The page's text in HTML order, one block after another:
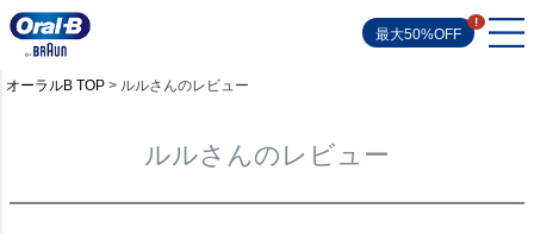
最大50%OFF
オーラルB TOP ルルさんのレビュー
ルルさんのレビュー